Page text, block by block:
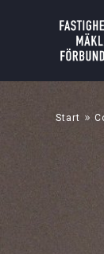
Start »